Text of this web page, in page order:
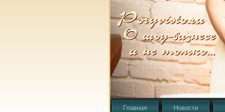
Главная Новости